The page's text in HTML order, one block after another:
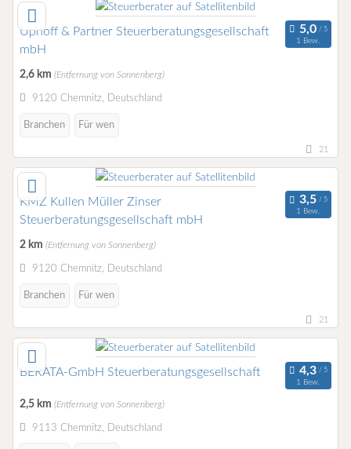
Uphoff & Partner Steuerberatungsgesellschaft
mbH
1 Bew.
2,6 km (Entfernung von Sonnenberg)
9120 Chemnitz, Deutschland
Branchen Für wen
21
KMZ Kullen Müller Zinser
Steuerberatungsgesellschaft mbH
1 Bew.
2 km (Entfernung von Sonnenberg)
9120 Chemnitz, Deutschland
Branchen Für wen
21
BERATA-GmbH Steuerberatungsgesellschaft
1 Bew.
2,5 km (Entfernung von Sonnenberg)
9113 Chemnitz, Deutschland